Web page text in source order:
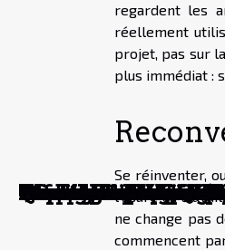
regardent les
réellement
projet, pas sur
plus immédiat :
Se réinventer,
l’usure au
ne change pas
commencent
Quand le shopping
Faut-il privilégier
Démarches
Faire grandir sa
Comment
Maximiser l'espace
Avantages uniques
Offrir des porte-
Comment suivre
Comment choisir le
Stratégies pour
Construire et
Maximiser vos
Impact de la
Tendances
Globals Services,
Avantages de faire
Stratégies pour
Comment trouver
Comment la
Comparaison des
Comment la crise
Les ballons
Quels sont les
Extrait kbis :
Crypto Ticker :
Comment profiter